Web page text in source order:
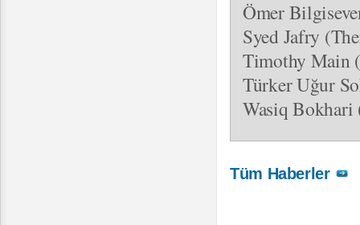
Ömer
Syed Jafry
Timothy Main
Türker Uğur
Wasiq Bokhari
Tüm Haberler